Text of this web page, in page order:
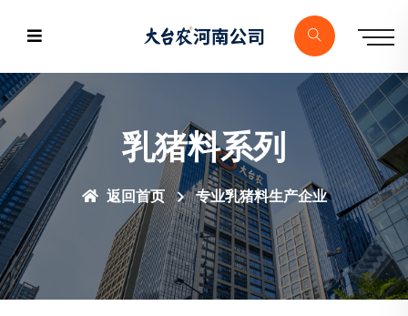
乳猪料系列
返回首页 专业乳猪料生产企业